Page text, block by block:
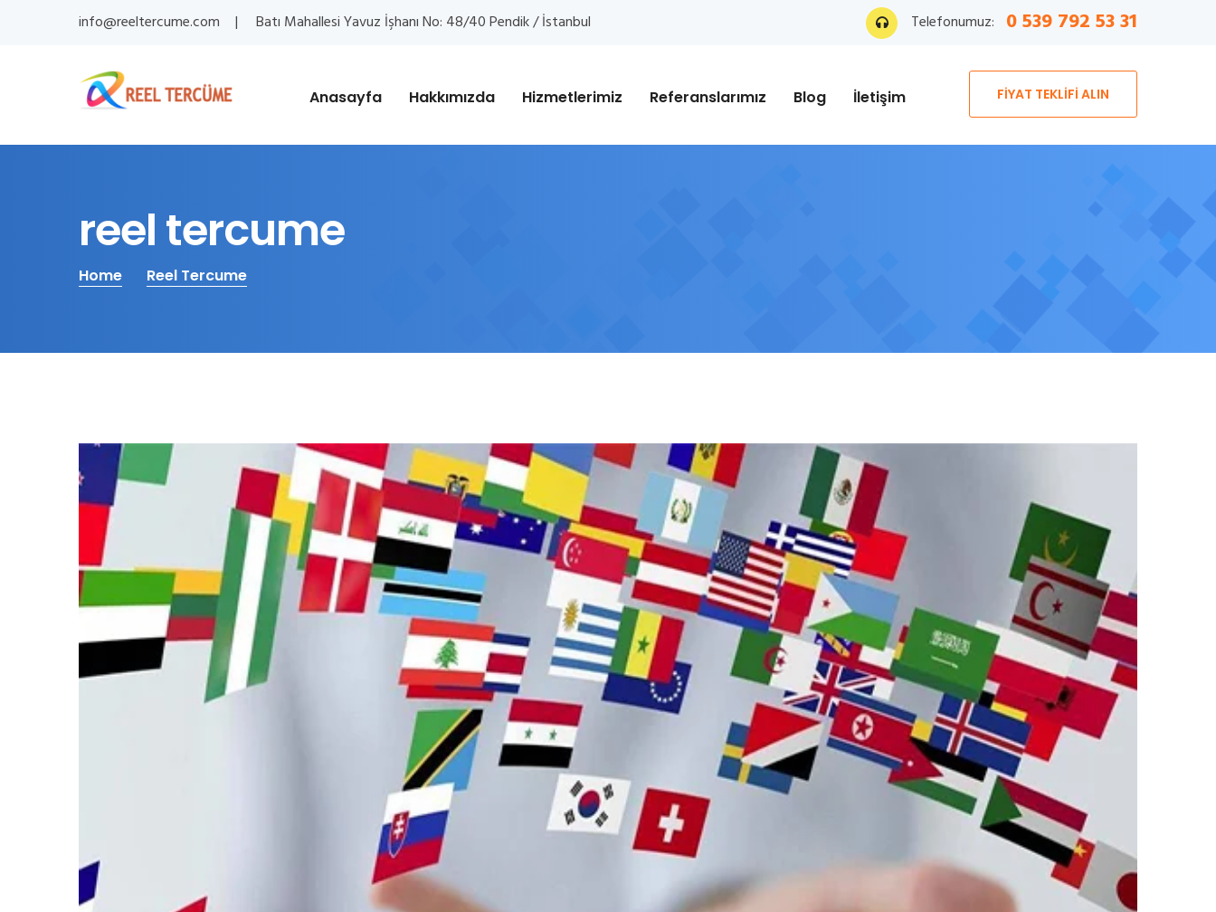
info@reeltercume.com Batı Mahallesi Yavuz İşhanı No: 48/40 Pendik / İstanbul Telefonumuz: 0 539 792 53 31
Anasayfa Hakkımızda Hizmetlerimiz Referanslarımız Blog İletişim FİYAT TEKLİFİ ALIN
reel tercume
Home Reel Tercume